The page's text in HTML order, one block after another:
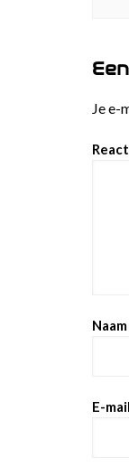
Je e-
Naam
E-mail